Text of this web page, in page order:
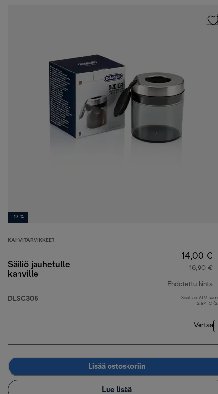
-17 %
KAHVITARVIKKEET
Säiliö jauhetulle
kahville
DLSC305
14,00 €
16,90 €
Ehdotettu hinta
Sisältää ALV-
2,84 €
Vertaa
Lisää ostoskoriin
Lue lisää